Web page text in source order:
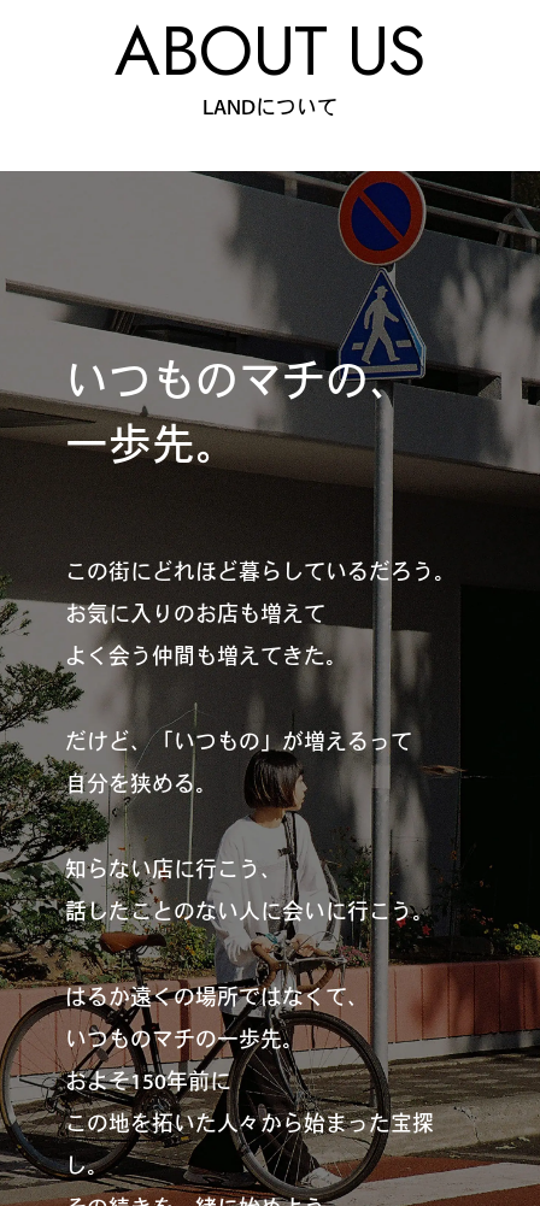
ABOUT US
LANDについて
いつものマチの、
一歩先。
この街にどれほど暮らしているだろう。
お気に入りのお店も増えて
よく会う仲間も増えてきた。
だけど、「いつもの」が増えるって
自分を狭める。
知らない店に行こう、
話したことのない人に会いに行こう。
はるか遠くの場所ではなくて、
いつものマチの一歩先。
およそ150年前に
この地を拓いた人々から始まった宝探
し。